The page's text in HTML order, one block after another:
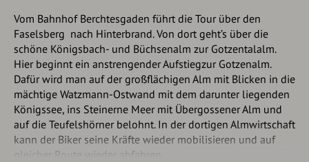
Vom Bahnhof Berchtesgaden führt die Tour über den
Faselsberg nach Hinterbrand. Von dort geht’s über die
schöne Königsbach- und Büchsenalm zur Gotzentalalm.
Hier beginnt ein anstrengender Aufstiegzur Gotzenalm.
Dafür wird man auf der großflächigen Alm mit Blicken in die
mächtige Watzmann-Ostwand mit dem darunter liegenden
Königssee, ins Steinerne Meer mit Übergossener Alm und
auf die Teufelshörner belohnt. In der dortigen Almwirtschaft
kann der Biker seine Kräfte wieder mobilisieren und auf
gleicher Route wieder abfahren.